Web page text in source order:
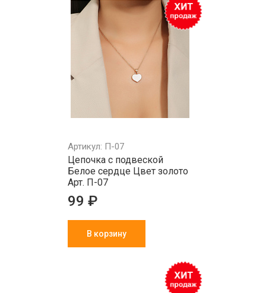
Артикул: П-07
Цепочка с подвеской
Белое сердце Цвет золото
Арт. П-07
99 ₽
В корзину